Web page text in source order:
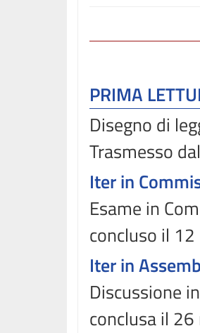
PRIMA
Disegno di
Trasmesso
Iter in
Esame in
concluso il
Iter in
Discussione
conclusa il